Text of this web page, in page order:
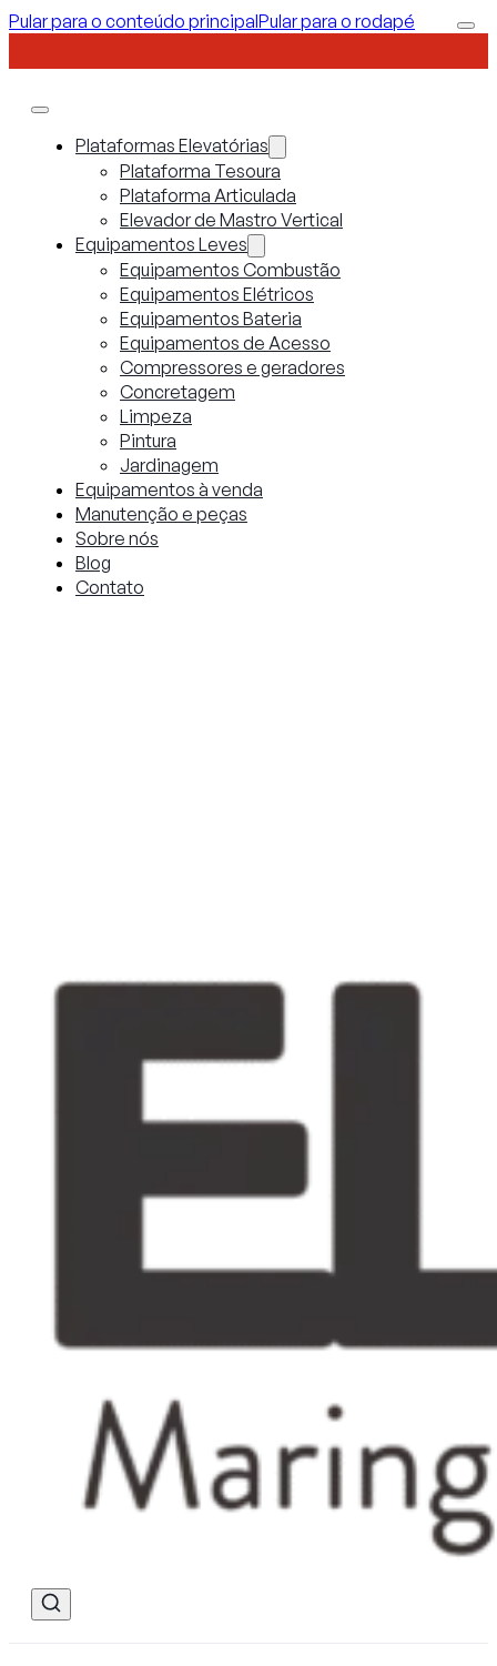
Pular para o conteúdo principalPular para o rodapé
Plataformas Elevatórias
Plataforma Tesoura
Plataforma Articulada
Elevador de Mastro Vertical
Equipamentos Leves
Equipamentos Combustão
Equipamentos Elétricos
Equipamentos Bateria
Equipamentos de Acesso
Compressores e geradores
Concretagem
Limpeza
Pintura
Jardinagem
Equipamentos à venda
Manutenção e peças
Sobre nós
Blog
Contato